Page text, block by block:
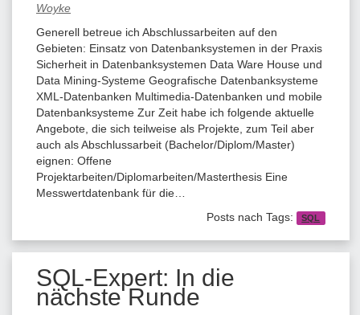
Woyke
Generell betreue ich Abschlussarbeiten auf den
Gebieten: Einsatz von Datenbanksystemen in der Praxis
Sicherheit in Datenbanksystemen Data Ware House und
Data Mining-Systeme Geografische Datenbanksysteme
XML-Datenbanken Multimedia-Datenbanken und mobile
Datenbanksysteme Zur Zeit habe ich folgende aktuelle
Angebote, die sich teilweise als Projekte, zum Teil aber
auch als Abschlussarbeit (Bachelor/Diplom/Master)
eignen: Offene
Projektarbeiten/Diplomarbeiten/Masterthesis Eine
Messwertdatenbank für die…
Posts nach Tags:
SQL
SQL-Expert: In die
nächste Runde